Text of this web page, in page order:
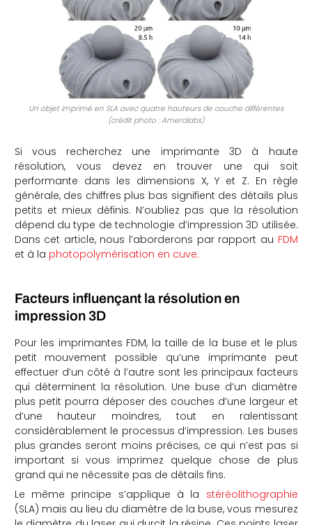
Un objet imprimé en SLA avec quatre hauteurs de couche différentes
(crédit photo : Ameralabs)
Si vous recherchez une imprimante 3D à haute
résolution, vous devez en trouver une qui soit
performante dans les dimensions X, Y et Z. En règle
générale, des chiffres plus bas signifient des détails plus
petits et mieux définis. N’oubliez pas que la résolution
dépend du type de technologie d’impression 3D utilisée.
Dans cet article, nous l’aborderons par rapport au FDM
et à la photopolymérisation en cuve.
Facteurs influençant la résolution en
impression 3D
Pour les imprimantes FDM, la taille de la buse et le plus
petit mouvement possible qu’une imprimante peut
effectuer d’un côté à l’autre sont les principaux facteurs
qui déterminent la résolution. Une buse d’un diamètre
plus petit pourra déposer des couches d’une largeur et
d’une hauteur moindres, tout en ralentissant
considérablement le processus d’impression. Les buses
plus grandes seront moins précises, ce qui n’est pas si
important si vous imprimez quelque chose de plus
grand qui ne nécessite pas de détails fins.
Le même principe s’applique à la stéréolithographie
(SLA) mais au lieu du diamètre de la buse, vous mesurez